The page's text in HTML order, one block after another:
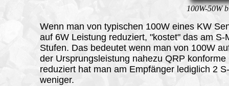
100W-50W
Wenn man von typischen 100W eines KW
auf 6W Leistung reduziert, "kostet" das am S-
Stufen. Das bedeutet wenn man von 100W
der Ursprungsleistung nahezu QRP konforme
reduziert hat man am Empfänger lediglich 2
weniger.